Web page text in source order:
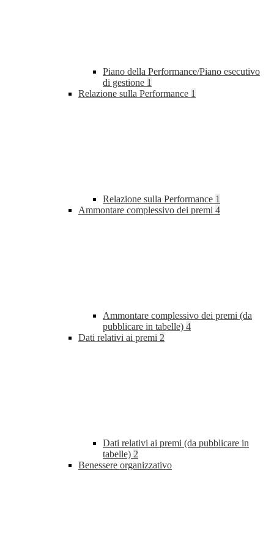
Piano della Performance/Piano esecutivo
di gestione 1
Relazione sulla Performance 1
Relazione sulla Performance 1
Ammontare complessivo dei premi 4
Ammontare complessivo dei premi (da
pubblicare in tabelle) 4
Dati relativi ai premi 2
Dati relativi ai premi (da pubblicare in
tabelle) 2
Benessere organizzativo